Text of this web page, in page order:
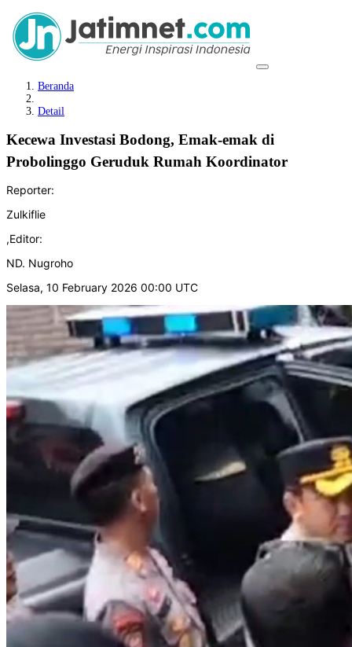
Beranda
Detail
Kecewa Investasi Bodong, Emak-emak di
Probolinggo Geruduk Rumah Koordinator ‎
Reporter:
Zulkiflie
,Editor:
ND. Nugroho
Selasa, 10 February 2026 00:00 UTC